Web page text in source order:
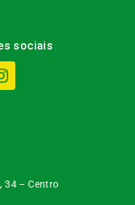
sociais
34 – Centro